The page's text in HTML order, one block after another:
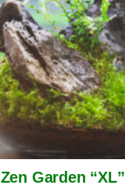
Zen Garden “XL”